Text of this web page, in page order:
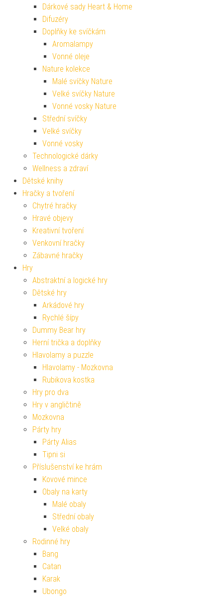
Dárkové sady Heart & Home
Difuzéry
Doplňky ke svíčkám
Aromalampy
Vonné oleje
Nature kolekce
Malé svíčky Nature
Velké svíčky Nature
Vonné vosky Nature
Střední svíčky
Velké svíčky
Vonné vosky
Technologické dárky
Wellness a zdraví
Dětské knihy
Hračky a tvoření
Chytré hračky
Hravé objevy
Kreativní tvoření
Venkovní hračky
Zábavné hračky
Hry
Abstraktní a logické hry
Dětské hry
Arkádové hry
Rychlé šípy
Dummy Bear hry
Herní trička a doplňky
Hlavolamy a puzzle
Hlavolamy - Mozkovna
Rubikova kostka
Hry pro dva
Hry v angličtině
Mozkovna
Párty hry
Párty Alias
Tipni si
Příslušenství ke hrám
Kovové mince
Obaly na karty
Malé obaly
Střední obaly
Velké obaly
Rodinné hry
Bang
Catan
Karak
Ubongo